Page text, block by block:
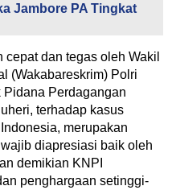
Jambore PA Tingkat
dan tegas oleh Wakil
(Wakabareskrim) Polri
Perdagangan
terhadap kasus
merupakan
diapresiasi baik oleh
demikian KNPI
penghargaan setinggi-